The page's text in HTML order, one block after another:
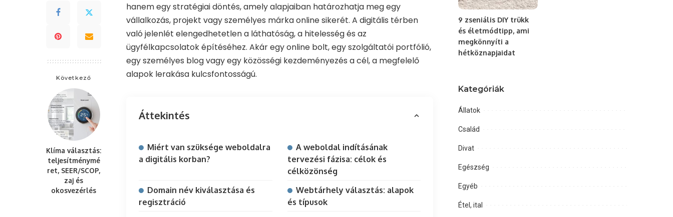
Következő
Klíma választás:
teljesítménymé
ret, SEER/SCOP,
zaj és
okosvezérlés
hanem egy stratégiai döntés, amely alapjaiban határozhatja meg egy
vállalkozás, projekt vagy személyes márka online sikerét. A digitális térben
való jelenlét elengedhetetlen a láthatóság, a hitelesség és az
ügyfélkapcsolatok építéséhez. Akár egy online bolt, egy szolgáltatói portfólió,
egy személyes blog vagy egy közösségi kezdeményezés a cél, a megfelelő
alapok lerakása kulcsfontosságú.
Áttekintés
Miért van szüksége weboldalra
a digitális korban?
A weboldal indításának
tervezési fázisa: célok és
célközönség
Domain név kiválasztása és
regisztráció
Webtárhely választás: alapok
és típusok
9 zseniális DIY trükk
és életmódtipp, ami
megkönnyíti a
hétköznapjaidat
Kategóriák
Állatok
Család
Divat
Egészség
Egyéb
Étel, ital